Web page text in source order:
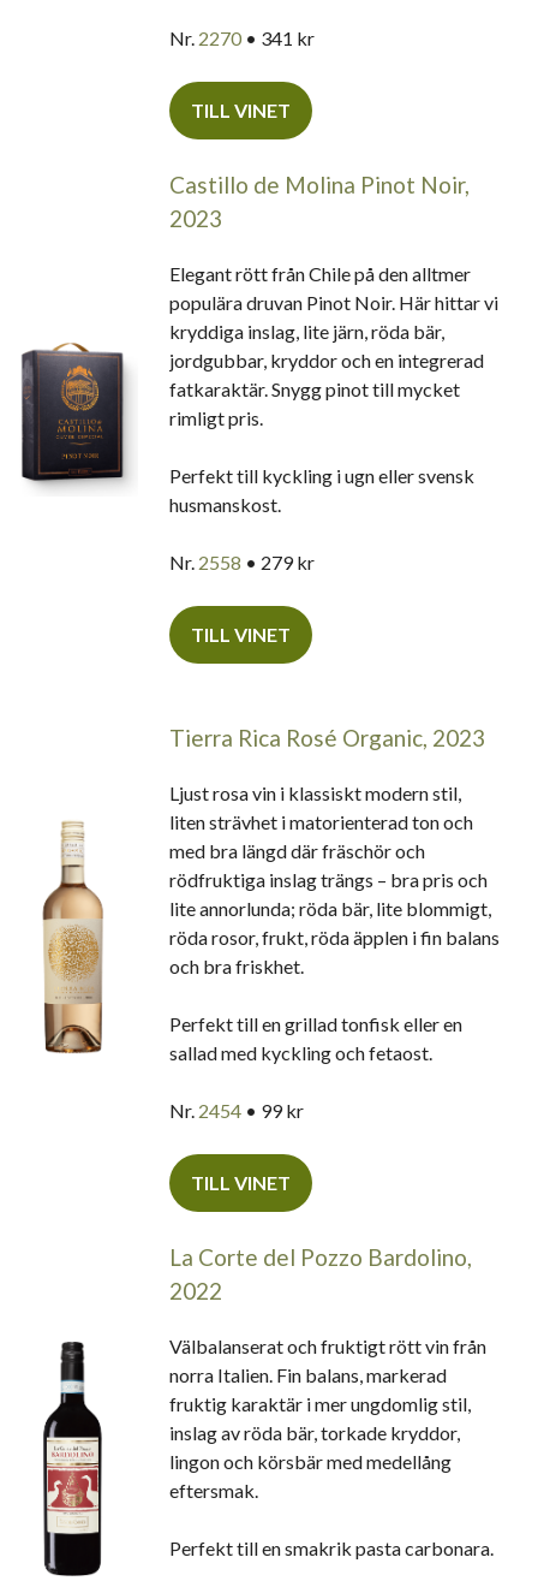
Nr. 2270 • 341 kr
TILL VINET
Castillo de Molina Pinot Noir,
2023
Elegant rött från Chile på den alltmer
populära druvan Pinot Noir. Här hittar vi
kryddiga inslag, lite järn, röda bär,
jordgubbar, kryddor och en integrerad
fatkaraktär. Snygg pinot till mycket
rimligt pris.
Perfekt till kyckling i ugn eller svensk
husmanskost.
Nr. 2558 • 279 kr
TILL VINET
Tierra Rica Rosé Organic, 2023
Ljust rosa vin i klassiskt modern stil,
liten strävhet i matorienterad ton och
med bra längd där fräschör och
rödfruktiga inslag trängs – bra pris och
lite annorlunda; röda bär, lite blommigt,
röda rosor, frukt, röda äpplen i fin balans
och bra friskhet.
Perfekt till en grillad tonfisk eller en
sallad med kyckling och fetaost.
Nr. 2454• 99 kr
TILL VINET
La Corte del Pozzo Bardolino,
2022
Välbalanserat och fruktigt rött vin från
norra Italien. Fin balans, markerad
fruktig karaktär i mer ungdomlig stil,
inslag av röda bär, torkade kryddor,
lingon och körsbär med medellång
eftersmak.
Perfekt till en smakrik pasta carbonara.